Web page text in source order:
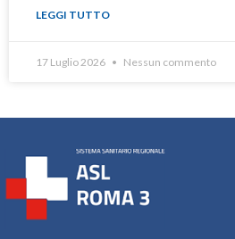
LEGGI TUTTO
17 Luglio 2026 Nessun commento